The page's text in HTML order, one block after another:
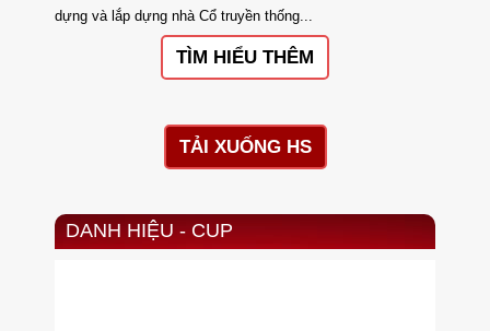
dựng và lắp dựng nhà Cổ truyền thống...
TÌM HIỂU THÊM
TẢI XUỐNG HS
DANH HIỆU - CUP